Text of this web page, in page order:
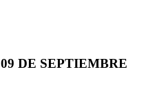
DE SEPTIEMBRE